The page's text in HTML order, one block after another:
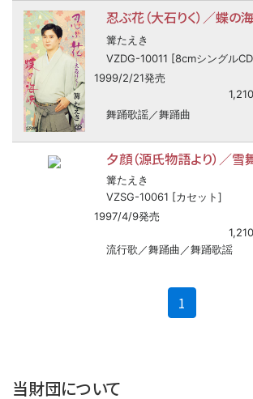
忍ぶ花（大石りく）／蝶の
篝たえき
VZDG-10011 [8cmシングル
1999/2/21発売
舞踊歌謡／舞踊曲
夕顔（源氏物語より）／雪
篝たえき
VZSG-10061 [カセット]
1997/4/9発売
流行歌／舞踊曲／舞踊歌謡
1
当財団について